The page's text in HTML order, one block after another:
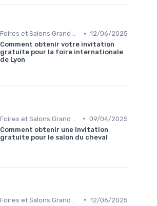
Foires et Salons Grand Public • 12/06/2025
Comment obtenir votre invitation
gratuite pour la foire internationale
de Lyon
• 09/04/2025
Comment obtenir une invitation
gratuite pour le salon du cheval
• 12/06/2025